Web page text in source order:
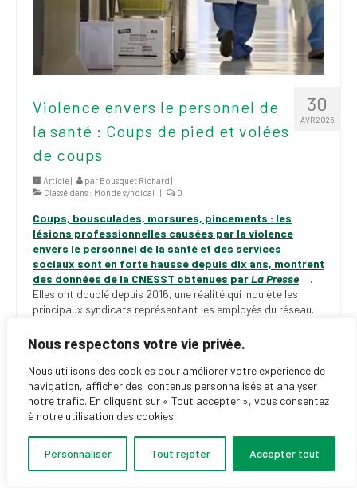
Nous respectons votre vie privée.
Nous utilisons des cookies pour améliorer votre expérience de
navigation, afficher des contenus personnalisés et analyser
notre trafic. En cliquant sur « Tout accepter », vous consentez
à notre utilisation des cookies.
Personnaliser Tout rejeter Accepter tout
30
AVR 2026
Violence envers le personnel de
la santé : Coups de pied et volées
de coups
Article | par Bousquet Richard |
Classé dans : Monde syndical | 0
Coups, bousculades, morsures, pincements : les
lésions professionnelles causées par la violence
envers le personnel de la santé et des services
sociaux sont en forte hausse depuis dix ans, montrent
des données de la CNESST obtenues parLa Presse
.
Elles ont doublé depuis 2016, une réalité qui inquiète les
principaux syndicats représentant les employés du réseau.
attribuables à la « violence en milieu de travail » ont été
acceptés par la Commission des normes, de l’équité, de la
santé et de la sécurité du travail (CNESST). Depuis, ils
augmentent année après année et un sommet a été atteint
en 2025 avec 2686 lésions professionnelles « inscrites et
acceptées ».